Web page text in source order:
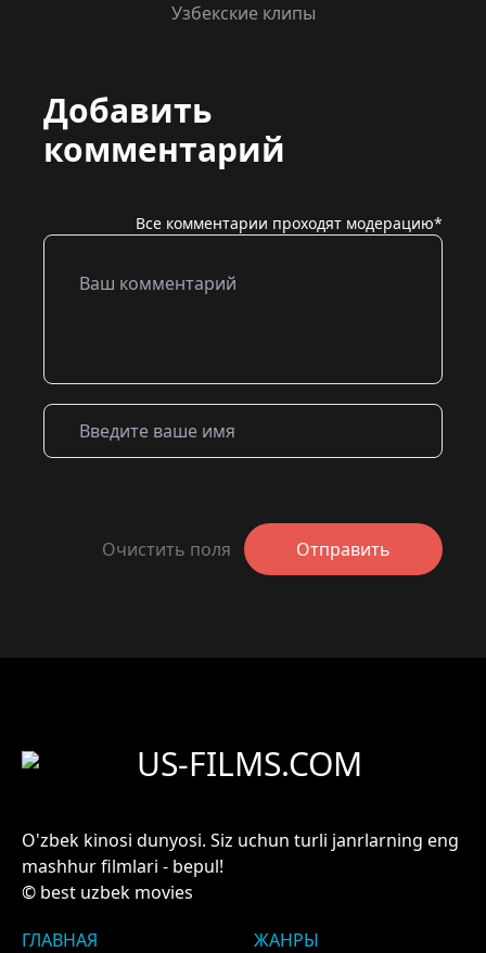
Узбекские клипы
Добавить
комментарий
Все комментарии проходят модерацию*
Очистить поля Отправить
US-FILMS.COM
O'zbek kinosi dunyosi. Siz uchun turli janrlarning eng
mashhur filmlari - bepul!
© best uzbek movies
ГЛАВНАЯ
ЖАНРЫ